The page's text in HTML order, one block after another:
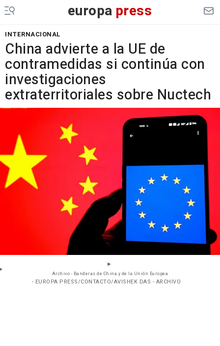
europa press
INTERNACIONAL
China advierte a la UE de
contramedidas si continúa con
investigaciones
extraterritoriales sobre Nuctech
Archivo - Banderas de China y de la Unión Europea
- EUROPA PRESS/CONTACTO/AVISHEK DAS - ARCHIVO